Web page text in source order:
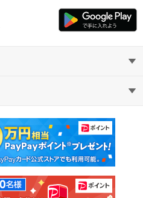
中古マンション
中古一戸建て
土地
教えて！住まいの先生